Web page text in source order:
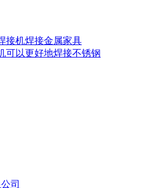
接机焊接金属家具
可以更好地焊接不锈钢